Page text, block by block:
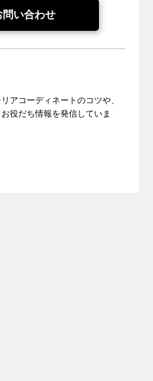
い合わせ
アコーディネートのコツや、
役だち情報を発信していま